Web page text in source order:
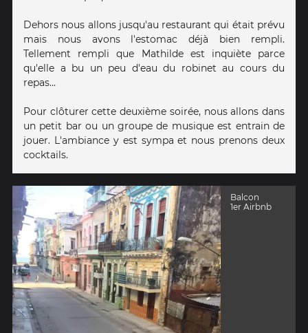
Dehors nous allons jusqu'au restaurant qui était prévu
mais nous avons l'estomac déjà bien rempli.
Tellement rempli que Mathilde est inquiète parce
qu'elle a bu un peu d'eau du robinet au cours du
repas...
Pour clôturer cette deuxième soirée, nous allons dans
un petit bar ou un groupe de musique est entrain de
jouer. L'ambiance y est sympa et nous prenons deux
cocktails.
Balcon
1er Airbnb